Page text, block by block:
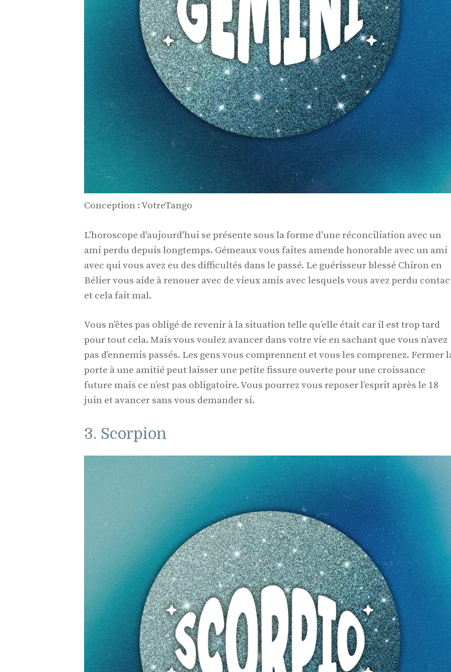
Conception : VotreTango
L'horoscope d'aujourd'hui se présente sous la forme d'une réconciliation avec un
ami perdu depuis longtemps. Gémeaux vous faites amende honorable avec un ami
avec qui vous avez eu des difficultés dans le passé. Le guérisseur blessé Chiron en
Bélier vous aide à renouer avec de vieux amis avec lesquels vous avez perdu
et cela fait mal.
Vous n’êtes pas obligé de revenir à la situation telle qu’elle était car il est trop tard
pour tout cela. Mais vous voulez avancer dans votre vie en sachant que vous n’avez
pas d’ennemis passés. Les gens vous comprennent et vous les comprenez. Fermer
porte à une amitié peut laisser une petite fissure ouverte pour une croissance
future mais ce n’est pas obligatoire. Vous pourrez vous reposer l’esprit après le 18
juin et avancer sans vous demander si.
3. Scorpion